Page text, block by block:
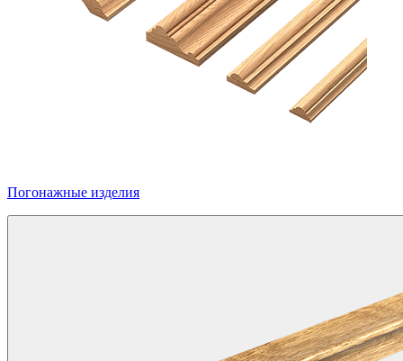
Погонажные изделия